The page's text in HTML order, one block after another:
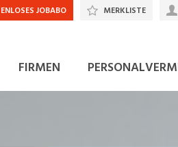
FIRMEN
JOBABO MERKLISTE